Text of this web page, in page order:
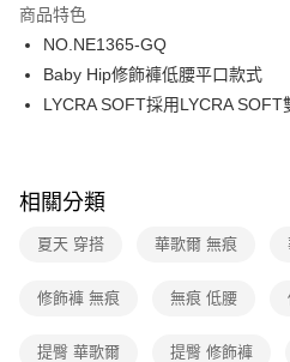
運送方式
全家取貨付款
每筆NT$80，滿NT$1,000(含以上)
每筆NT$80，滿NT$1,000(含以上)免
7-11取貨付款
付款後7-11取貨
每筆NT$80，滿NT$1,000(含以上)
商品特色
NO.NE1365-GQ
Baby Hip修飾褲低腰平口款式
LYCRA SOFT採用LYCRA SOFT
相關分類
夏天 穿搭 華歌爾 無痕
修飾褲 無痕 無痕 低腰
提臀 華歌爾 提臀 修飾褲